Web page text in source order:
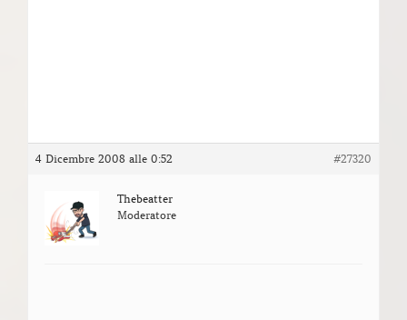
4 Dicembre 2008 alle 0:52 #27320
Thebeatter
Moderatore